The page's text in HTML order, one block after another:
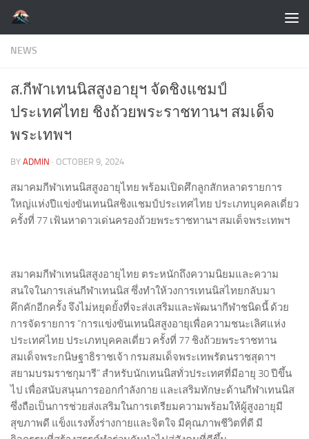
Skip to content
NEWS
ส.กีฬาเทนนิสสูงอายุฯ จัดชิงแชมป์
ประเทศไทย ชิงถ้วยพระราชทานฯ สมเด็จ
พระเทพฯ
BY ADMIN · OCTOBER 9, 2024
สมาคมกีฬาเทนนิสสูงอายุไทย พร้อมเปิดศึกลูกสักหลาดรายการ
ใหญ่แห่งปีแข่งขันเทนนิสชิงแชมป์ประเทศไทย ประเภทบุคคลเดี่ยว
ครั้งที่ 77 เฟ้นหาดาวเด่นครองถ้วยพระราชทานฯ สมเด็จพระเทพฯ
สมาคมกีฬาเทนนิสสูงอายุไทย ตระหนักถึงความนิยมและความ
สนใจในการเล่นกีฬาเทนนิส ซึ่งทำให้วงการเทนนิสไทยกลับมา
คึกคักอีกครั้ง จึงไม่หยุดยั้งที่จะส่งเสริมและพัฒนากีฬาชนิดนี้ ด้วย
การจัดรายการ “การแข่งขันเทนนิสสูงอายุเพื่อความชนะเลิศแห่ง
ประเทศไทย ประเภทบุคคลเดี่ยว ครั้งที่ 77 ชิงถ้วยพระราชทาน
สมเด็จพระกนิษฐาธิราชเจ้า กรมสมเด็จพระเทพรัตนราชสุดาฯ
สยามบรมราชกุมารี” สำหรับนักเทนนิสทั่วประเทศที่มีอายุ 30 ปีขึ้น
ไป เพื่อสนับสนุนการออกกำลังกาย และเสริมทักษะด้านกีฬาเทนนิส
ซึ่งถือเป็นการช่วยส่งเสริมในการเตรียมความพร้อมให้ผู้สูงอายุมี
สุขภาพดี แข็งแรงทั้งร่างกายและจิตใจ มีคุณภาพชีวิตที่ดี มี